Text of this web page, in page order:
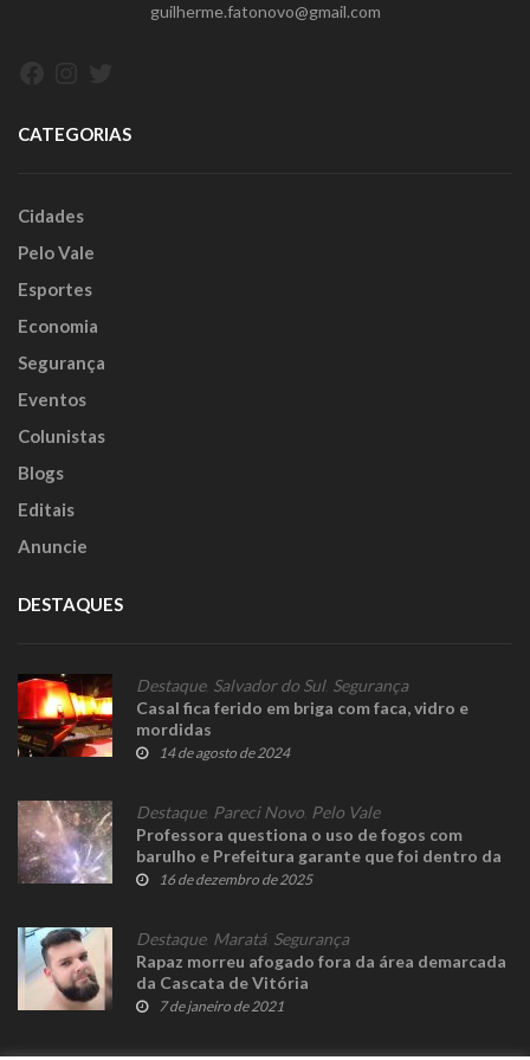
guilherme.fatonovo@gmail.com
CATEGORIAS
Cidades
Pelo Vale
Esportes
Economia
Segurança
Eventos
Colunistas
Blogs
Editais
Anuncie
DESTAQUES
Destaque, Salvador do Sul, Segurança
Casal fica ferido em briga com faca, vidro e
mordidas
14 de agosto de 2024
Destaque, Pareci Novo Pelo Vale
Professora questiona o uso de fogos com
barulho e Prefeitura garante que foi dentro da
lei
16 de dezembro de 2025
Destaque, Maratá, Segurança
Rapaz morreu afogado fora da área demarcada
da Cascata de Vitória
7 de janeiro de 2021